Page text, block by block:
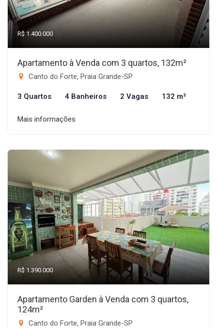
R$ 1.400.000
Apartamento à Venda com 3 quartos, 132m²
Canto do Forte, Praia Grande-SP
3 Quartos 4 Banheiros 2 Vagas 132 m²
Mais informações
R$ 1.390.000
Apartamento Garden à Venda com 3 quartos,
124m²
Canto do Forte, Praia Grande-SP